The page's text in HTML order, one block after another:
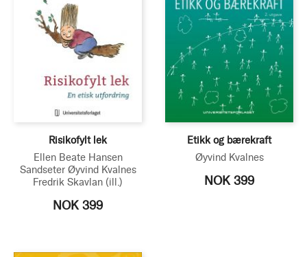
Risikofylt lek
Ellen Beate Hansen
Sandseter Øyvind Kvalnes
Fredrik Skavlan (ill.)
NOK 399
Etikk og bærekraft
Øyvind Kvalnes
NOK 399